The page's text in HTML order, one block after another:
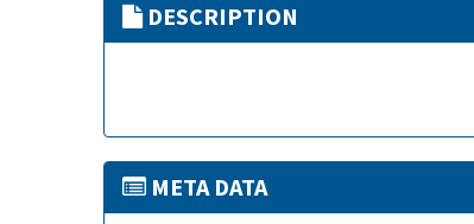
DESCRIPTION
META DATA